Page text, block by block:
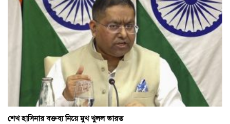
শেখ হাসিনার বক্তব্য নিয়ে মুখ খুলল ভারত